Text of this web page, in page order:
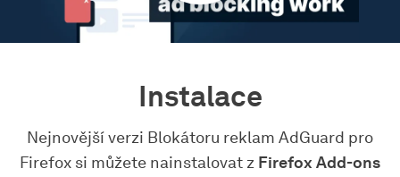
Instalace
Nejnovější verzi Blokátoru reklam AdGuard pro
Firefox si můžete nainstalovat z Firefox Add-ons